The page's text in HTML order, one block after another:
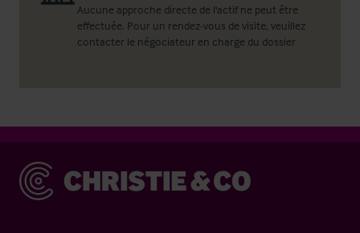
Aucune approche directe de l'actif ne peut être
effectuée. Pour un rendez-vous de visite, veuillez
contacter le négociateur en charge du dossier
Christie & Co